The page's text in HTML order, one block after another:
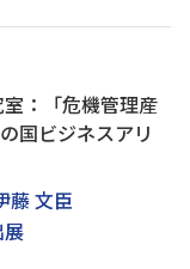
：「危機管理産
国ビジネスアリ
藤 文臣